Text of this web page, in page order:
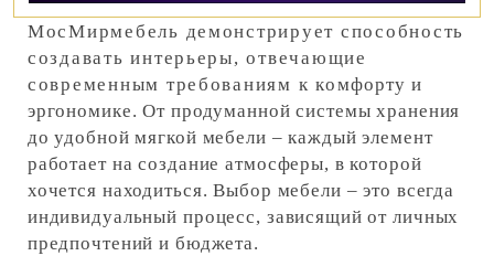
МосМирмебель демонстрирует способность
создавать интерьеры, отвечающие
современным требованиям к комфорту и
эргономике. От продуманной системы хранения
до удобной мягкой мебели – каждый элемент
работает на создание атмосферы, в которой
хочется находиться. Выбор мебели – это всегда
индивидуальный процесс, зависящий от личных
предпочтений и бюджета.